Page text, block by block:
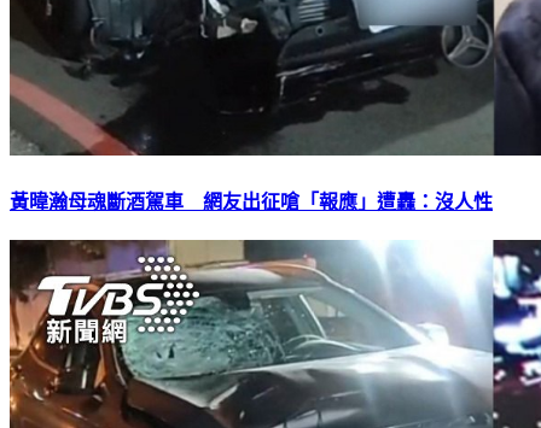
黃暐瀚母魂斷酒駕車 網友出征嗆「報應」遭轟：沒人性